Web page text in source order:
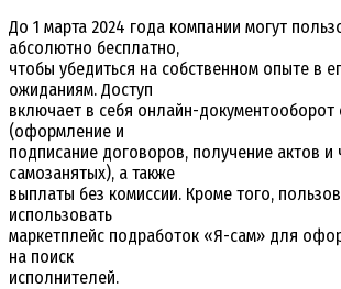
До 1 марта 2024 года компании могут
абсолютно бесплатно,
чтобы убедиться на собственном опыте в
ожиданиям. Доступ
включает в себя онлайн-документооборот
(оформление и
подписание договоров, получение актов и
самозанятых), а также
выплаты без комиссии. Кроме того,
использовать
маркетплейс подработок «Я-сам» для
на поиск
исполнителей.